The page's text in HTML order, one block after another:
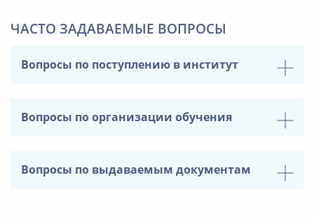
ЧАСТО ЗАДАВАЕМЫЕ ВОПРОСЫ
Вопросы по поступлению в институт
Вопросы по организации обучения
Вопросы по выдаваемым документам